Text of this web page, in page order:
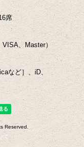
席
、Master）
など］、iD、
Reserved.
て